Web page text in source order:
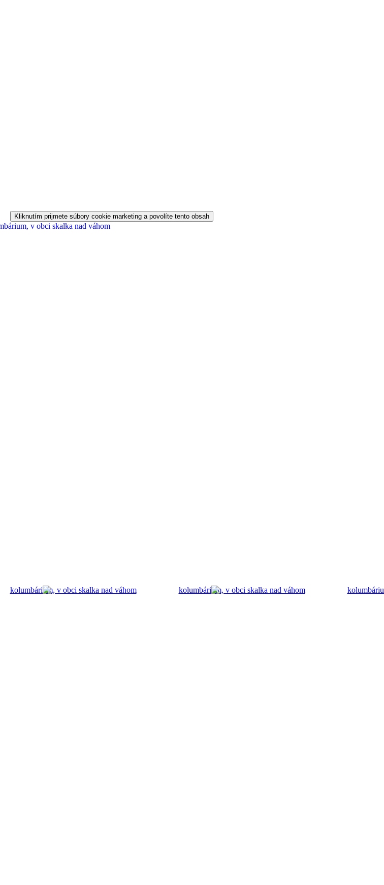
Kliknutím prijmete súbory cookie marketing a povolíte tento obsah